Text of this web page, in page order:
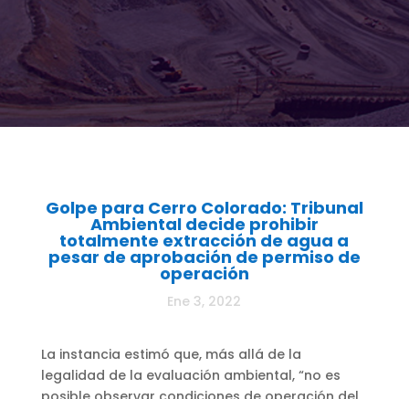
Golpe para Cerro Colorado: Tribunal
Ambiental decide prohibir
totalmente extracción de agua a
pesar de aprobación de permiso de
operación
Ene 3, 2022
La instancia estimó que, más allá de la
legalidad de la evaluación ambiental, “no es